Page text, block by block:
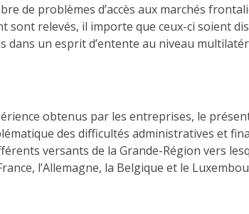
de problèmes d’accès aux marchés
sont relevés, il importe que ceux-ci soient
dans un esprit d’entente au niveau
obtenus par les entreprises, le
des difficultés administratives et
versants de la Grande-Région vers
l’Allemagne, la Belgique et le